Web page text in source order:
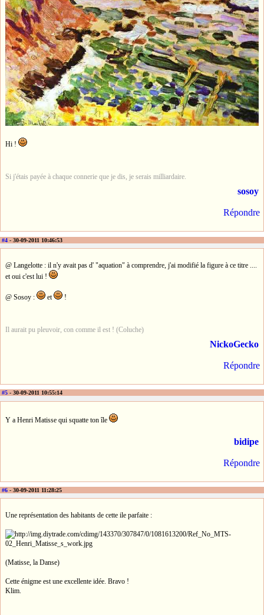
Hi !
Si j'étais payée à chaque connerie que je dis, je serais milliardaire.
sosoy
Répondre
#4 - 30-09-2011 10:46:53
@ Langelotte : il n'y avait pas d' "aquation" à comprendre, j'ai modifié la figure à ce titre ....
et oui c'est lui !
@ Sosoy : et !
Il aurait pu pleuvoir, con comme il est ! (Coluche)
NickoGecko
Répondre
#5 - 30-09-2011 10:55:14
Y a Henri Matisse qui squatte ton île
bidipe
Répondre
#6 - 30-09-2011 11:28:25
Une représentation des habitants de cette ile parfaite :
(Matisse, la Danse)
Cette énigme est une excellente idée. Bravo !
Klim.